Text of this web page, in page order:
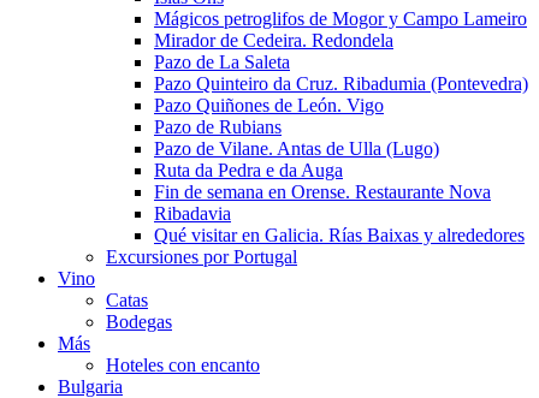
Mágicos petroglifos de Mogor y Campo Lameiro
Mirador de Cedeira. Redondela
Pazo de La Saleta
Pazo Quinteiro da Cruz. Ribadumia (Pontevedra)
Pazo Quiñones de León. Vigo
Pazo de Rubians
Pazo de Vilane. Antas de Ulla (Lugo)
Ruta da Pedra e da Auga
Fin de semana en Orense. Restaurante Nova
Ribadavia
Qué visitar en Galicia. Rías Baixas y alrededores
Excursiones por Portugal
Vino
Catas
Bodegas
Más
Hoteles con encanto
Bulgaria